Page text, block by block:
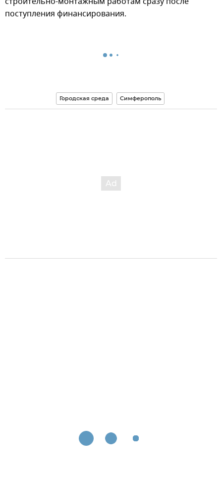
поступления финансирования.
Городская среда Симферополь